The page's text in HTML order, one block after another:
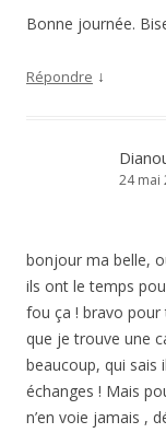
Bonne journée.
Répondre ↓
24 mai
bonjour ma belle,
ils ont le temps
fou ça ! bravo pour
que je trouve une
beaucoup, qui sais
échanges ! Mais
n’en voie jamais ,